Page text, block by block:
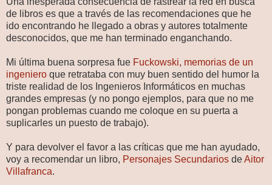
de libros es que a través de las recomendaciones que he
ido encontrando he llegado a obras y autores totalmente
desconocidos, que me han terminado enganchando.
Mi última buena sorpresa fue Fuckowski, memorias de un
ingeniero que retrataba con muy buen sentido del humor la
triste realidad de los Ingenieros Informáticos en muchas
grandes empresas (y no pongo ejemplos, para que no me
pongan problemas cuando me coloque en su puerta a
suplicarles un puesto de trabajo).
Y para devolver el favor a las críticas que me han ayudado,
voy a recomendar un libro, Personajes Secundarios deAitor
Villafranca.